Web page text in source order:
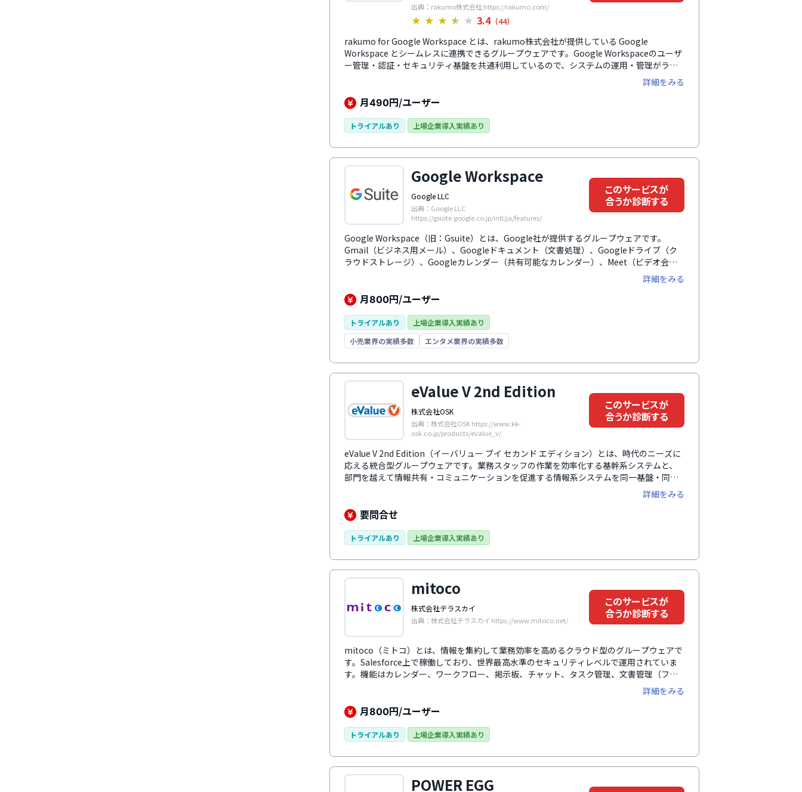
出典：rakumo株式会社 https://rakumo.com/
★ ★ ★ ★ ★ 3.4（44）
rakumo for Google Workspace とは、rakumo株式会社が提供している Google
Workspace とシームレスに連携できるグループウェアです。Google Workspaceのユーザ
ー管理・認証・セキュリティ基盤を共通利用しているので、システムの運用・管理がラク
になります。電子稟議や経費精算、勤怠管理など、Google Workspaceだけでは補えない
業務領域を補完し、企業の生産性向上に寄与します。社内コミュニケーションやモチベー
ション向上につながる製品もラインナップしています。サービスは1ユーザー単位で導入で
き、パックメニューを利用すればさらに低価格で導入可能です。
詳細をみる
月490円/ユーザー
トライアルあり 上場企業導入実績あり
Google Workspace
Google LLC
出典：Google LLC
https://gsuite.google.co.jp/intl/ja/features/
このサービスが
合うか診断する
Google Workspace（旧：Gsuite）とは、Google社が提供するグループウェアです。
Gmail（ビジネス用メール）、Googleドキュメント（文書処理）、Googleドライブ（ク
ラウドストレージ）、Googleカレンダー（共有可能なカレンダー）、Meet（ビデオ会
議）など、日々の業務に必要な15の機能を搭載しています。ドキュメント、スプレッドシ
ート、スライドなどは他のメンバーと同時に編集でき、チャット機能やコメントでドキュ
メント上でのやり取りが可能です。また、ドキュメントの変更は自動的に保存されるの
で、保存忘れの心配もありません。2 段階認証プロセスやシングルサインオンの設定ができ
るほか、エンドポイント管理を活用すればデバイスの紛失時にもデータの安全性を維持で
きるなど、セキュリティ面も安心です。
詳細をみる
月800円/ユーザー
トライアルあり
上場企業導入実績あり
小売業界の実績多数
エンタメ業界の実績多数
eValue V 2nd Edition
株式会社OSK
出典：株式会社OSK https://www.kk-
osk.co.jp/products/evalue_v/
このサービスが
合うか診断する
eValue V 2nd Edition（イーバリュー ブイ セカンド エディション）とは、時代のニーズに
応える統合型グループウェアです。業務スタッフの作業を効率化する基幹系システムと、
部門を越えて情報共有・コミュニケーションを促進する情報系システムを同一基盤・同様
の操作性で提供しています。機能は基幹系の販売、会計、人事給与、情報系のワークフロ
ー、ドキュメント管理、スケジュール管理、コミュニケーションの7つです。それぞれがモ
ジュール化しており、単独モジュールでの利用はもちろん、複数モジュールを組み合わせ
て利用することも可能です。RPA機能を搭載しているのが特徴で、例えば予定時刻にいつ
も出力する帳票を定期的に自動出力する、といったシンプルな業務の自動化ができるの
で、業務効率化にも役立ちます。
詳細をみる
要問合せ
トライアルあり 上場企業導入実績あり
mitoco
株式会社テラスカイ
出典：株式会社テラスカイ https://www.mitoco.net/
このサービスが
合うか診断する
mitoco（ミトコ）とは、情報を集約して業務効率を高めるクラウド型のグループウェアで
す。Salesforce上で稼働しており、世界最高水準のセキュリティレベルで運用されていま
す。機能はカレンダー、ワークフロー、掲示板、チャット、タスク管理、文書管理（ファ
イル共有）など、日常業務に欠かせない8つを搭載。チャットやカレンダー機能は、取引先
やパートナー企業など社外のユーザーも利用可能で、会社をまたぐプロジェクトやお客様
とのコミュニケーションが円滑になります。それぞれの機能に対応したモバイルアプリも
あり、出先でも業務を進めることができます。申請・承認などの業務も電子化できるの
で、テレワークを推進したい企業にもおすすめです。
詳細をみる
月800円/ユーザー
トライアルあり 上場企業導入実績あり
POWER EGG